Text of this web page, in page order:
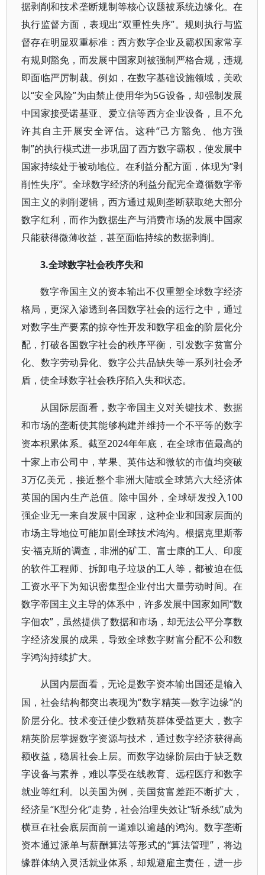
据剥削和技术垄断规制等核心议题被系统边缘化。在
执行监督方面，表现出“双重性失序”。规则执行与监
督存在明显双重标准：西方数字企业及霸权国家常享
有规则豁免，而发展中国家则被强制严格合规，违规
即面临严厉制裁。例如，在数字基础设施领域，美欧
以“安全风险”为由禁止使用华为5G设备，却强制发展
中国家接受诺基亚、爱立信等西方企业设备，且不允
许其自主开展安全评估。这种“己方豁免、他方强
制”的执行模式进一步巩固了西方数字霸权，使发展中
国家持续处于被动地位。在利益分配方面，体现为“剥
削性失序”。全球数字经济的利益分配完全遵循数字帝
国主义的剥削逻辑，西方通过规则垄断获取绝大部分
数字红利，而作为数据生产与消费市场的发展中国家
只能获得微薄收益，甚至面临持续的数据剥削。
3.全球数字社会秩序失和
数字帝国主义的资本输出不仅重塑全球数字经济
格局，更深入渗透到各国数字社会的运行之中，通过
对数字生产要素的掠夺性开发和数字租金的阶层化分
配，打破各国数字社会的秩序平衡，引发数字贫富分
化、数字劳动异化、数字公共品缺失等一系列社会矛
盾，使全球数字社会秩序陷入失和状态。
从国际层面看，数字帝国主义对关键技术、数据
和市场的垄断使其能够构建并维持一个不平等的数字
资本积累体系。截至2024年年底，在全球市值最高的
十家上市公司中，苹果、英伟达和微软的市值均突破
3万亿美元，接近整个非洲大陆或全球第六大经济体
英国的国内生产总值。除中国外，全球研发投入100
强企业无一来自发展中国家，这种企业和国家层面的
市场主导地位可能加剧全球技术鸿沟。根据克里斯蒂
安·福克斯的调查，非洲的矿工、富士康的工人、印度
的软件工程师、拆卸电子垃圾的工人等，都被迫在低
工资水平下为知识密集型企业付出大量劳动时间。在
数字帝国主义主导的体系中，许多发展中国家如同“数
字佃农”，虽然提供了数据和市场，却无法公平分享数
字经济发展的成果，导致全球数字财富分配不公和数
字鸿沟持续扩大。
从国内层面看，无论是数字资本输出国还是输入
国，社会结构都突出表现为“数字精英—数字边缘”的
阶层分化。技术变迁使少数精英群体受益更大，数字
精英阶层掌握数字资源与技术，通过数字经济获得高
额收益，稳居社会上层。而数字边缘阶层由于缺乏数
字设备与素养，难以享受在线教育、远程医疗和数字
就业等红利。以美国为例，美国贫富差距不断扩大，
经济呈“K型分化”走势，社会治理失效让“斩杀线”成为
横亘在社会底层面前一道难以逾越的鸿沟。数字垄断
资本通过派单与薪酬算法等形式的“算法管理”，将边
缘群体纳入灵活就业体系，却规避雇主责任，进一步